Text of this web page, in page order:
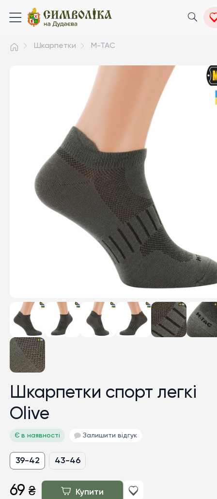
Шкарпетки M-TAC
Шкарпетки спорт легкі
Olive
Є в наявності Залишити відгук
39-42 43-46
69 ₴ Купити